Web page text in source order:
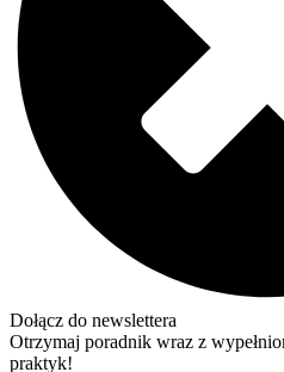
Dołącz do newslettera
Otrzymaj poradnik wraz z
praktyk!